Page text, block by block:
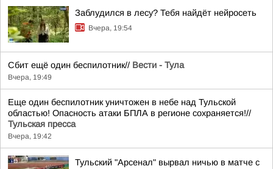
Заблудился в лесу? Тебя найдёт нейросеть
Вчера, 19:54
Сбит ещё один беспилотник// Вести - Тула
Вчера, 19:49
Еще один беспилотник уничтожен в небе над Тульской
областью! Опасность атаки БПЛА в регионе сохраняется!//
Тульская пресса
Вчера, 19:42
Тульский "Арсенал" вырвал ничью в матче с